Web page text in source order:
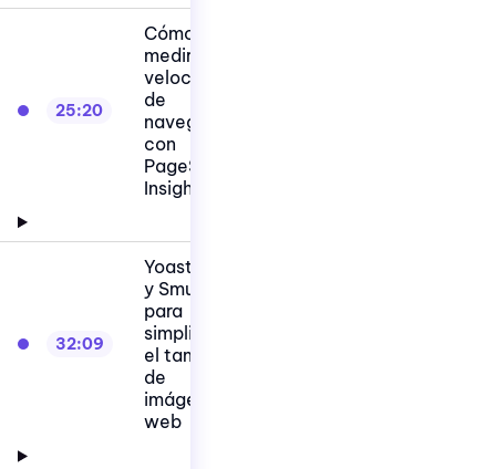
25:20
Cómo
medir la
velocidad
de
navegación
con
PageSpeed
Insights
32:09
Yoast SEO
y Smush
para
simplificar
el tamaño
de
imágenes
web